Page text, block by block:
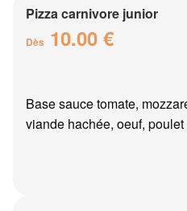
Pizza carnivore junior
Dès 10.00 €
Base sauce tomate,
viande hachée, oeuf, poulet